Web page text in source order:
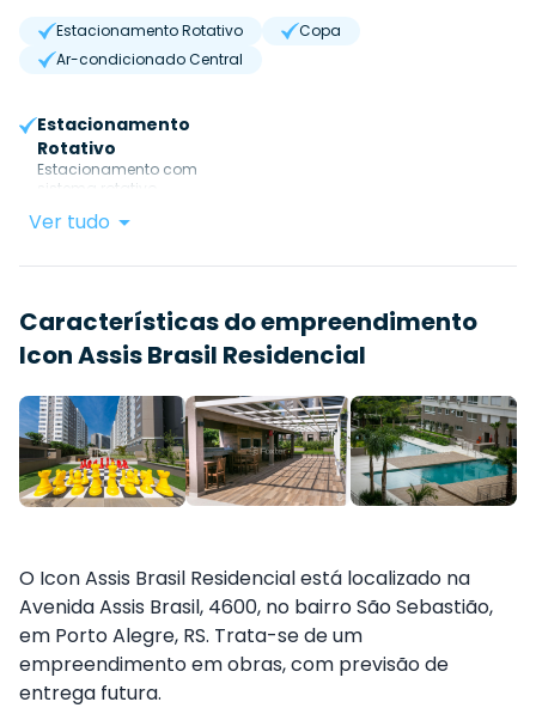
Estacionamento Rotativo
Copa
Ar-condicionado Central
Estacionamento
Rotativo
Estacionamento com
sistema rotativo.
Ver tudo
Características do empreendimento
Icon Assis Brasil Residencial
O Icon Assis Brasil Residencial está localizado na
Avenida Assis Brasil, 4600, no bairro São Sebastião,
em Porto Alegre, RS. Trata-se de um
empreendimento em obras, com previsão de
entrega futura.